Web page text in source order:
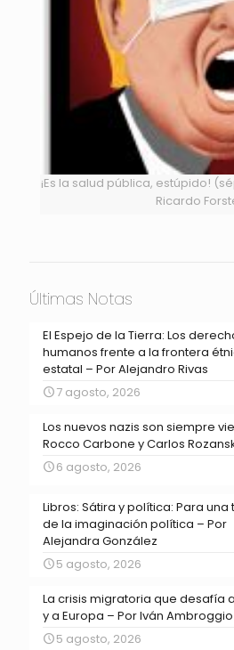
¡Es la salud pública, estúpido!
Ricardo
Últimas Notas
El Espejo de la Tierra: Los
humanos frente a la frontera
estatal – Por Alejandro Rivas
7 agosto, 2026
Los nuevos nazis son siempre
Rocco Carbone y Carlos
6 agosto, 2026
Libros: Sátira y política: Para una
de la imaginación política – Por
Alejandra González
5 agosto, 2026
La crisis migratoria que desafía
y a Europa – Por Iván Ambroggio
5 agosto, 2026